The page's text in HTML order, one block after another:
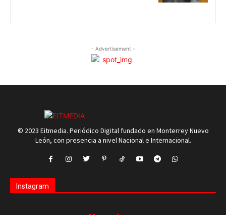
- Advertisement -
© 2023 Eitmedia. Periódico Digital fundado en Monterrey Nuevo
León, con presencia a nivel Nacional e Internacional.
Instagram